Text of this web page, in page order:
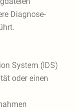
Diagnose-
System (IDS)
oder einen